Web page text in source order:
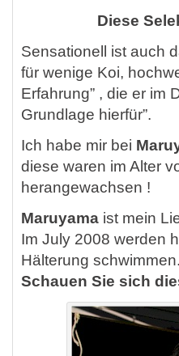
Diese
Sensationell ist auch
für wenige Koi,
Erfahrung” , die er im
Grundlage hierfür”.
Ich habe mir bei
diese waren im Alter
herangewachsen !
Maruyama ist mein
Im July 2008 werden
Hälterung schwimmen.
Schauen Sie sich